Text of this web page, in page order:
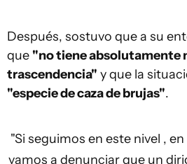
Después, sostuvo que a su
que "no tiene absolutamente
trascendencia" y que la
"especie de caza de brujas".
"Si seguimos en este nivel ,
vamos a denunciar que un